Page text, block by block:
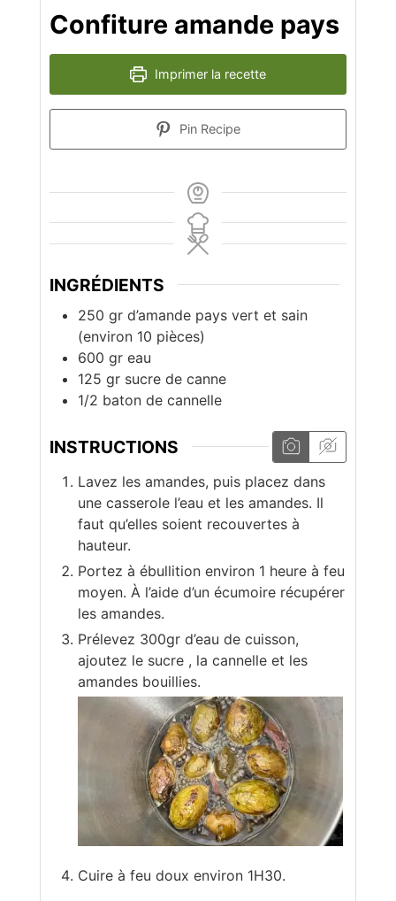
Confiture amande pays
Imprimer la recette
Pin Recipe
INGRÉDIENTS
250 gr d’amande pays vert et sain
(environ 10 pièces)
600 gr eau
125 gr sucre de canne
1/2 baton de cannelle
INSTRUCTIONS
Lavez les amandes, puis placez dans
une casserole l’eau et les amandes. Il
faut qu’elles soient recouvertes à
hauteur.
Portez à ébullition environ 1 heure à feu
moyen. À l’aide d’un écumoire récupérer
les amandes.
Prélevez 300gr d’eau de cuisson,
ajoutez le sucre , la cannelle et les
amandes bouillies.
Cuire à feu doux environ 1H30.